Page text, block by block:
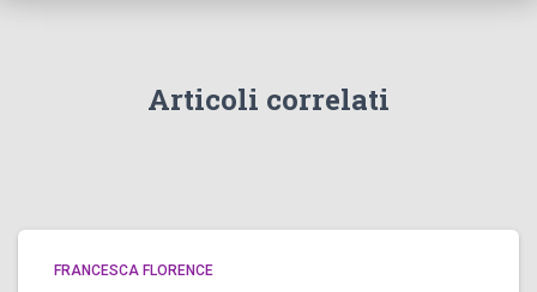
Articoli correlati
FRANCESCA FLORENCE